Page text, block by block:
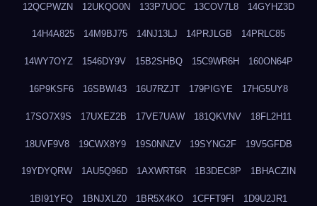
12QCPWZN 12UKQO0N 133P7UOC 13COV7L8 14GYHZ3D
14H4A825 14M9BJ75 14NJ13LJ 14PRJLGB 14PRLC85
14WY7OYZ 1546DY9V 15B2SHBQ 15C9WR6H 160ON64P
16P9KSF6 16SBWI43 16U7RZJT 179PIGYE 17HG5UY8
17SO7X9S 17UXEZ2B 17VE7UAW 181QKVNV 18FL2H11
18UVF9V8 19CWX8Y9 19S0NNZV 19SYNG2F 19V5GFDB
19YDYQRW 1AU5Q96D 1AXWRT6R 1B3DEC8P 1BHACZIN
1BI91YFQ 1BNJXLZ0 1BR5X4KO 1CFFT9FI 1D9U2JR1